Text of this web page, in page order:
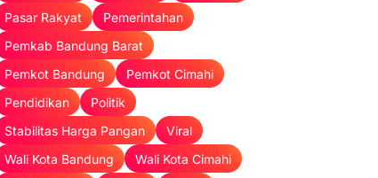
Pasar Rakyat
Pemerintahan
Pemkab Bandung Barat
Pemkot Bandung
Pemkot Cimahi
Pendidikan
Politik
Stabilitas Harga Pangan
Viral
Wali Kota Bandung
Wali Kota Cimahi